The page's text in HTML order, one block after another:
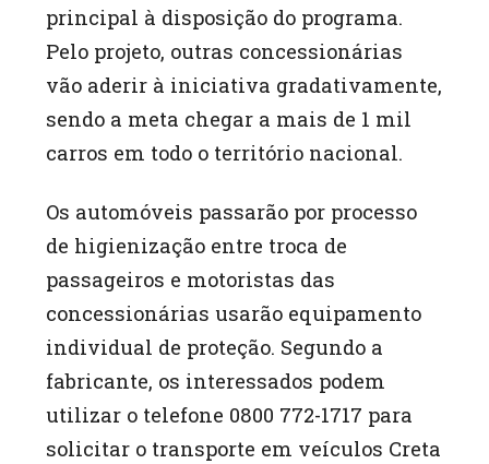
principal à disposição do programa.
Pelo projeto, outras concessionárias
vão aderir à iniciativa gradativamente,
sendo a meta chegar a mais de 1 mil
carros em todo o território nacional.
Os automóveis passarão por processo
de higienização entre troca de
passageiros e motoristas das
concessionárias usarão equipamento
individual de proteção. Segundo a
fabricante, os interessados podem
utilizar o telefone 0800 772-1717 para
solicitar o transporte em veículos Creta